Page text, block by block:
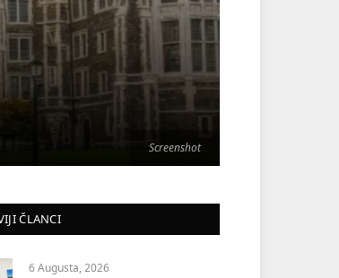
Screenshot
ČLANCI
6 Augusta, 2026